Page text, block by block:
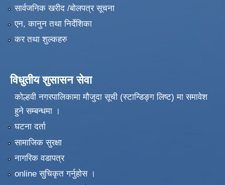
सार्वजनिक खरीद /बोलपत्र सूचना
एन, कानुन तथा निर्देशिका
कर तथा शुल्कहरु
विधुतीय शुसासन सेवा
कोल्हवी नगरपालिकामा मौजुदा सूची (स्टान्डिङ्ग लिष्ट) मा समावेश
हुने सम्बन्धमा ।
घटना दर्ता
सामाजिक सुरक्षा
नागरिक वडापत्र
online सुचिकृत गर्नुहोस ।